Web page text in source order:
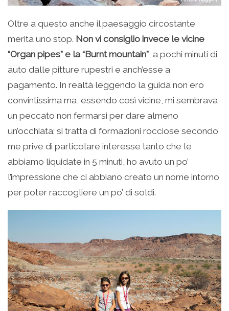
Oltre a questo anche il paesaggio circostante
merita uno stop. Non vi consiglio invece le vicine
“Organ pipes” e la “Burnt mountain”, a pochi minuti di
auto dalle pitture rupestri e anch’esse a
pagamento. In realtà leggendo la guida non ero
convintissima ma, essendo così vicine, mi sembrava
un peccato non fermarsi per dare almeno
un’occhiata: si tratta di formazioni rocciose secondo
me prive di particolare interesse tanto che le
abbiamo liquidate in 5 minuti, ho avuto un po’
l’impressione che ci abbiano creato un nome intorno
per poter raccogliere un po’ di soldi.